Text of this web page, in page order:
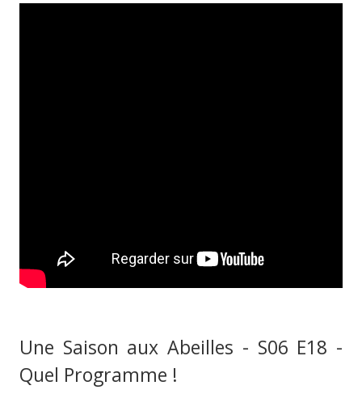
Une Saison aux Abeilles - S06 E18 -
Quel Programme !